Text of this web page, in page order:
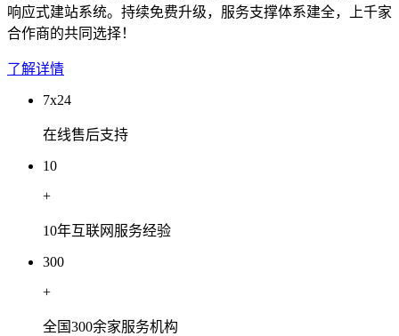
响应式建站系统。持续免费升级，服务支撑体系建全，上千家
合作商的共同选择！
了解详情
7x24
在线售后支持
10
+
10年互联网服务经验
300
+
全国300余家服务机构